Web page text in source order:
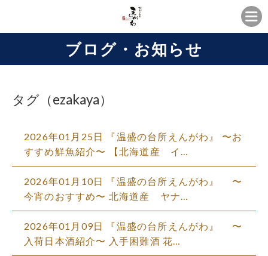
ブログ・お知らせ
タグ（ezakaya）
2026年01月25日 『温盛の台所えんがわ』 〜お
すすめ鮮魚紹介〜 【北海道産 イ…
2026年01月10日 『温盛の台所えんがわ』 〜
今宵のおすすめ〜 北海道産 ヤナ…
2026年01月09日 『温盛の台所えんがわ』 〜
入荷日本酒紹介〜 入手困難酒 花…